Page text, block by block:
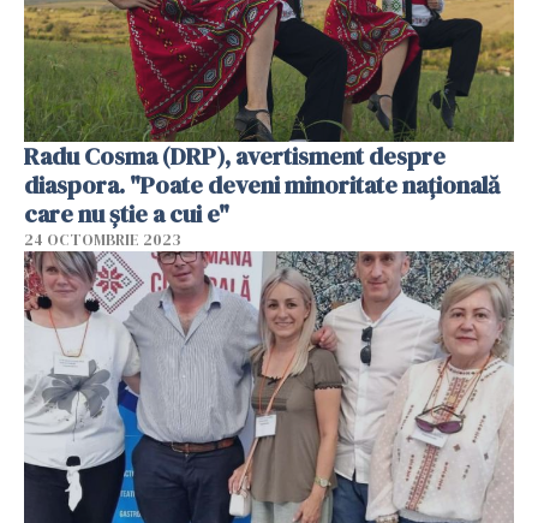
Radu Cosma (DRP), avertisment despre
diaspora. "Poate deveni minoritate naţională
care nu ştie a cui e"
24 OCTOMBRIE 2023